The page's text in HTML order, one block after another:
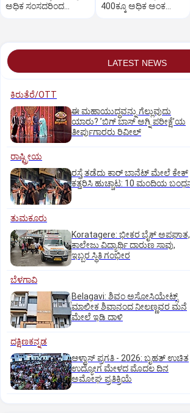
ಅಧಿಕ ಸಂಸದರಿಂದ
400ಕ್ಕೂ ಅಧಿಕ ಅಂಕ
LATEST NEWS
ಕಿರುತೆರೆ/OTT
ಈ ಮಹಾಯುದ್ಧವನ್ನು ಗೆಲ್ಲುವುದು
ಯಾರು? ʼಬಿಗ್‌ ಬಾಸ್‌ ಅಗ್ನಿ ಪರೀಕ್ಷೆʼಯ
ತೀರ್ಪುಗಾರರು ರಿವೀಲ್
ರಾಷ್ಟ್ರೀಯ
ರಸ್ತೆ ತಡೆದು ಕಾರ್ ಬಾನೆಟ್ ಮೇಲೆ ಕೇಕ್
ಕತ್ತರಿಸಿ ಹುಚ್ಚಾಟ: 10 ಮಂದಿಯ
ತುಮಕೂರು
Koratagere: ಭೀಕರ ಬೈಕ್ ಅಪಘಾತ,
ಕಾಲೇಜು ವಿದ್ಯಾರ್ಥಿ ದಾರುಣ ಸಾವು,
ಇಬ್ಬರ ಸ್ಥಿತಿ ಗಂಭೀರ
ಬೆಳಗಾವಿ
Belagavi: ಶಿವಂ ಅಸೋಸಿಯೇಟ್ಸ್
ಮಾಲೀಕ ಶಿವಾನಂದ ನೀಲಣ್ಣವರ ಮನೆ
ಮೇಲೆ ಇಡಿ‌ ದಾಳಿ
ದಕ್ಷಿಣಕನ್ನಡ
ಆಳ್ವಾಸ್‌ ಪ್ರಗತಿ - 2026: ಬೃಹತ್ ಉಚಿತ
ಉದ್ಯೋಗ ಮೇಳದ ಮೊದಲ ದಿನ
ಅಮೋಘ ಪ್ರತಿಕ್ರಿಯೆ